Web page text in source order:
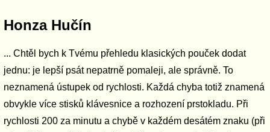
Honza Hučín
... Chtěl bych k Tvému přehledu klasických pouček dodat
jednu: je lepší psát nepatrně pomaleji, ale správně. To
neznamená ústupek od rychlosti. Každá chyba totiž znamená
obvykle více stisků klávesnice a rozhození prstokladu. Při
rychlosti 200 za minutu a chybě v každém desátém znaku (při